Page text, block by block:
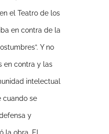
el Teatro de los
en contra de la
Y no
en contra y las
intelectual
cuando se
y